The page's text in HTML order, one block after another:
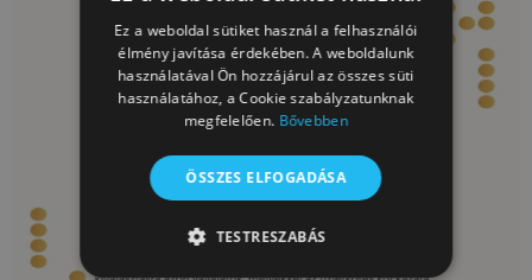
Ez a weboldal sütiket használ a felhasználói
élmény javítása érdekében. A weboldalunk
használatával Ön hozzájárul az összes süti
használatához, a Cookie szabályzatunknak
megfelelően. Bővebben
ÖSSZES ELFOGADÁSA
TESTRESZABÁS